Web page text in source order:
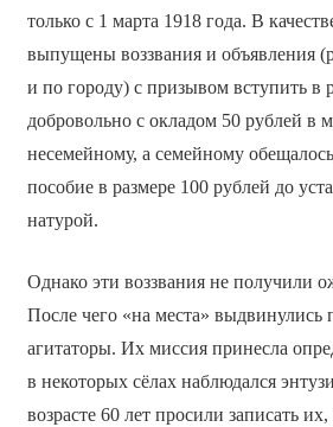
только с 1 марта 1918 года. В
выпущены воззвания и объявления
и по городу) с призывом вступить в
добровольно с окладом 50 рублей в
несемейному, а семейному
пособие в размере 100 рублей до
натурой.
Однако эти воззвания не получили
После чего «на места» выдвинулись
агитаторы. Их миссия принесла
в некоторых сёлах наблюдался
возрасте 60 лет просили записать